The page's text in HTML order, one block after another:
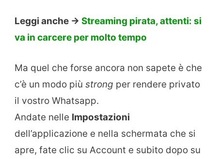
Leggi anche -> Streaming pirata, attenti: si
va in carcere per molto tempo
Ma quel che forse ancora non sapete è che
c’è un modo più strong per rendere privato
il vostro Whatsapp.
Andate nelle Impostazioni
dell’applicazione e nella schermata che si
apre, fate clic su Account e subito dopo su